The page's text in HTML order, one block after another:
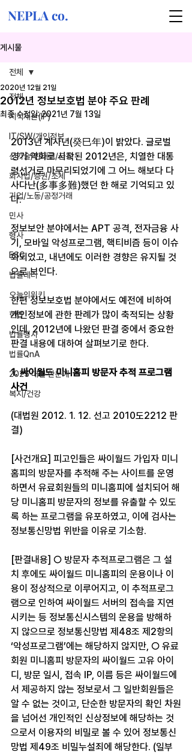
NEPLA co.
게시물
전체
지식재산(IP)
IT/SW/개인정보
신기술/핀테크/금융
회사법/증권/조세
기업/노동/공정거래
민사
형사
ESG
법률레터
오늘의위키
헌법
법률행사
법률QnA
2025 대선 한눈에
복지/건강
전체
2012년 정보보호법 분야 주요 판례
2020년 12월 21일
최종 수정일:2021년 7월 13일
2013년 계사년(癸巳年)이 밝았다. 글로벌
경기 악화로 시작된 2012년은, 치열한 대통
령선거로 마무리되었기에 그 어느 해보다 다
사다난(多事多難)했던 한 해로 기억되고 있
다.
정보보안 분야에서는 APT 공격, 전자금융 사
기, 모바일 악성프로그램, 핵티비즘 등이 이슈
화되었고, 내년에도 이러한 경향은 유지될 것
으로 보인다.
한편 정보보호법 분야에서도 예전에 비하여
개인정보에 관한 판례가 많이 축적되는 상황
인데, 2012년에 나왔던 판결 중에서 중요한
판결 내용에 대하여 살펴보기로 한다.
1. 싸이월드 미니홈피 방문자 추적 프로그램
사건
(대법원 2012. 1. 12. 선고 2010도2212 판
결)
[사건개요] 피고인들은 싸이월드 가입자 미니
홈피의 방문자를 추적해 주는 사이트를 운영
하면서 유료회원들의 미니홈피에 설치되어 해
당 미니홈피 방문자의 정보를 유출할 수 있도
록 하는 프로그램을 유포하였고, 이에 검사는
정보통신망법 위반을 이유로 기소함.
[판결내용] ○ 방문자 추적프로그램은 그 설
치 후에도 싸이월드 미니홈피의 운용이나 이
용이 정상적으로 이루어지고, 이 추적프로그
램으로 인하여 싸이월드 서버의 접속을 지연
시키는 등 정보통신시스템의 운용을 방해하
지 않으므로 정보통신망법 제48조 제2항의
‘악성프로그램’에는 해당하지 않지만, ○ 유료
회원 미니홈피 방문자의 싸이월드 고유 아이
디, 방문 일시, 접속 IP, 이름 등은 싸이월드에
서 제공하지 않는 정보로서 그 일반회원들은
알 수 없는 것이고, 단순한 방문자의 확인 차원
을 넘어선 개인적인 신상정보에 해당하는 것
으로서 이용자의 비밀로 볼 수 있어 정보통신
망법 제49조 비밀누설죄에 해당한다. (일부